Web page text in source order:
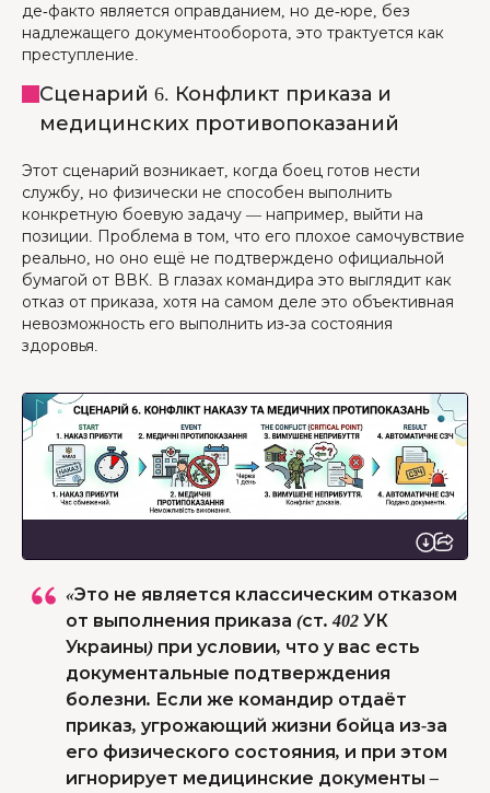
де-факто является оправданием, но де-юре, без
надлежащего документооборота, это трактуется как
преступление.
Сценарий 6. Конфликт приказа и
медицинских противопоказаний
Этот сценарий возникает, когда боец готов нести
службу, но физически не способен выполнить
конкретную боевую задачу — например, выйти на
позиции. Проблема в том, что его плохое самочувствие
реально, но оно ещё не подтверждено официальной
бумагой от ВВК. В глазах командира это выглядит как
отказ от приказа, хотя на самом деле это объективная
невозможность его выполнить из-за состояния
здоровья.
«Это не является классическим отказом
от выполнения приказа (ст. 402 УК
Украины) при условии, что у вас есть
документальные подтверждения
болезни. Если же командир отдаёт
приказ, угрожающий жизни бойца из-за
его физического состояния, и при этом
игнорирует медицинские документы –